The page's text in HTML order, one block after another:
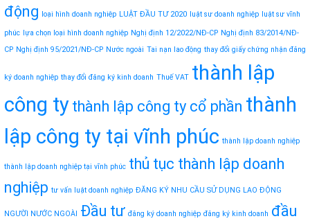
động
loại hình doanh nghiệp LUẬT ĐẦU TƯ 2020 luật sư doanh nghiệp luật sư vĩnh
phúc lựa chọn loại hình doanh nghiệp Nghị định 12/2022/NĐ-CP Nghị định 83/2014/NĐ-
CP Nghị định 95/2021/NĐ-CP Nước ngoài Tai nạn lao động thay đổi giấy chứng nhận đăng
ký doanh nghiệp thay đổi đăng ký kinh doanh Thuế VAT thành lập
công ty thành lập công ty cổ phần thành
lập công ty tại vĩnh phúc thành lập doanh nghiệp
thành lập doanh nghiệp tại vĩnh phúc thủ tục thành lập doanh
nghiệp tư vấn luật doanh nghiệp ĐĂNG KÝ NHU CẦU SỬ DỤNG LAO ĐỘNG
NGƯỜI NƯỚC NGOÀI Đầu tư đăng ký doanh nghiệp đăng ký kinh doanh đầu